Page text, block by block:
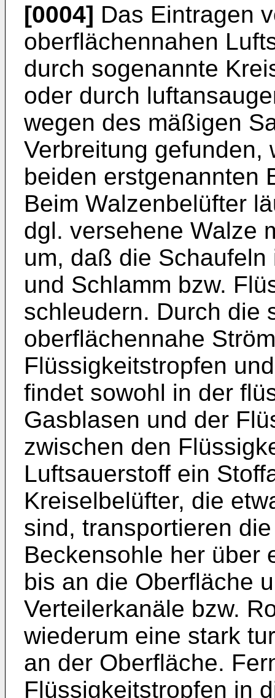
[0004] Das Eintragen
oberflächennahen
durch sogenannte
oder durch
wegen des mäßigen
Verbreitung gefunden,
beiden erstgenannten
Beim Walzenbelüfter
dgl. versehene Walze
um, daß die
und Schlamm bzw.
schleudern. Durch die
oberflächennahe
Flüssigkeitstropfen
findet sowohl in der
Gasblasen und der
zwischen den
Luftsauerstoff ein
Kreiselbelüfter, die
sind, transportieren
Beckensohle her über
bis an die Oberfläche
Verteilerkanäle bzw.
wiederum eine stark
an der Oberfläche.
Flüssigkeitstropfen in